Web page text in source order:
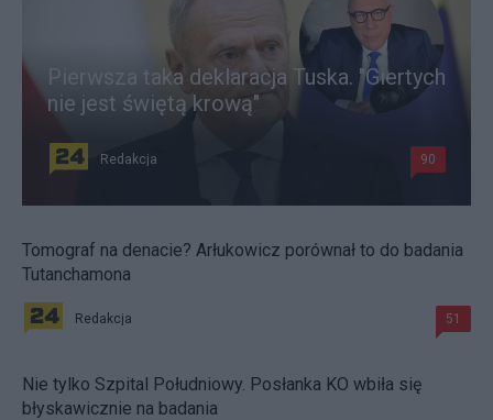
Pierwsza taka deklaracja Tuska. "Giertych
nie jest świętą krową"
Redakcja 90
Tomograf na denacie? Arłukowicz porównał to do badania
Tutanchamona
Redakcja 51
Nie tylko Szpital Południowy. Posłanka KO wbiła się
błyskawicznie na badania